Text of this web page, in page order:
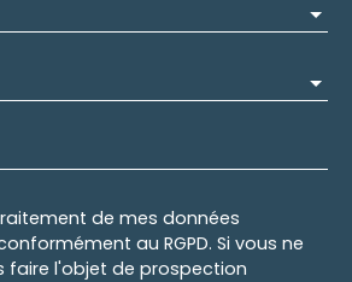
de mes données
au RGPD. Si vous ne
faire l'objet de prospection